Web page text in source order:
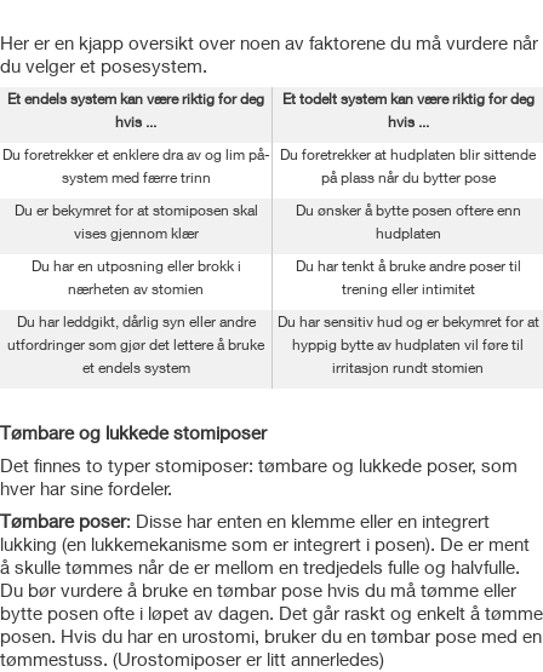
Her er en kjapp oversikt over noen av faktorene du må vurdere når
du velger et posesystem.
Et endels system kan være riktig for deg
hvis ...
Et todelt system kan være riktig for deg
hvis ...
Du foretrekker et enklere dra av og lim på-
system med færre trinn
Du foretrekker at hudplaten blir sittende
på plass når du bytter pose
Du er bekymret for at stomiposen skal
vises gjennom klær
Du ønsker å bytte posen oftere enn
hudplaten
Du har en utposning eller brokk i
nærheten av stomien
Du har tenkt å bruke andre poser til
trening eller intimitet
Du har leddgikt, dårlig syn eller andre
utfordringer som gjør det lettere å bruke
et endels system
Du har sensitiv hud og er bekymret for at
hyppig bytte av hudplaten vil føre til
irritasjon rundt stomien
Tømbare og lukkede stomiposer
Det finnes to typer stomiposer: tømbare og lukkede poser, som
hver har sine fordeler.
Tømbare poser: Disse har enten en klemme eller en integrert
lukking (en lukkemekanisme som er integrert i posen). De er ment
å skulle tømmes når de er mellom en tredjedels fulle og halvfulle.
Du bør vurdere å bruke en tømbar pose hvis du må tømme eller
bytte posen ofte i løpet av dagen. Det går raskt og enkelt å tømme
posen. Hvis du har en urostomi, bruker du en tømbar pose med en
tømmestuss. (Urostomiposer er litt annerledes)